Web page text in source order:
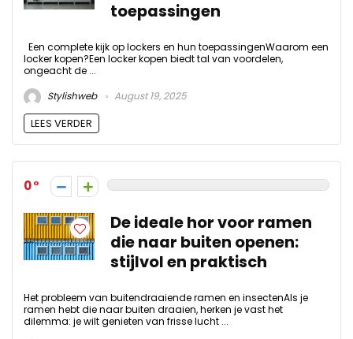
toepassingen
Een complete kijk op lockers en hun toepassingenWaarom een
locker kopen?Een locker kopen biedt tal van voordelen,
ongeacht de ...
Stylishweb
August 19, 2025
LEES VERDER
0
De ideale hor voor ramen
die naar buiten openen:
stijlvol en praktisch
Het probleem van buitendraaiende ramen en insectenAls je
ramen hebt die naar buiten draaien, herken je vast het
dilemma: je wilt genieten van frisse lucht ...